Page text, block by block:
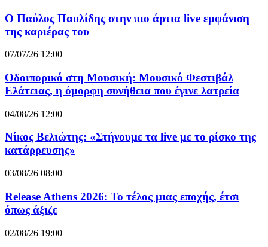
Ο Παύλος Παυλίδης στην πιο άρτια live εμφάνιση
της καριέρας του
07/07/26 12:00
Οδοιπορικό στη Μουσική: Μουσικό Φεστιβάλ
Ελάτειας, η όμορφη συνήθεια που έγινε λατρεία
04/08/26 12:00
Νίκος Βελιώτης: «Στήνουμε τα live με το ρίσκο της
κατάρρευσης»
03/08/26 08:00
Release Athens 2026: Το τέλος μιας εποχής, έτσι
όπως άξιζε
02/08/26 19:00